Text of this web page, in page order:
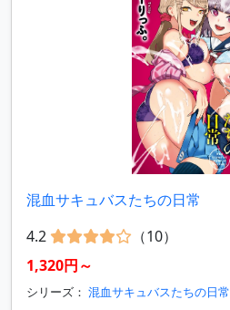
混血サキュバスたちの日常
4.2
（10）
1,320円～
シリーズ： 混血サキュバスたちの日常